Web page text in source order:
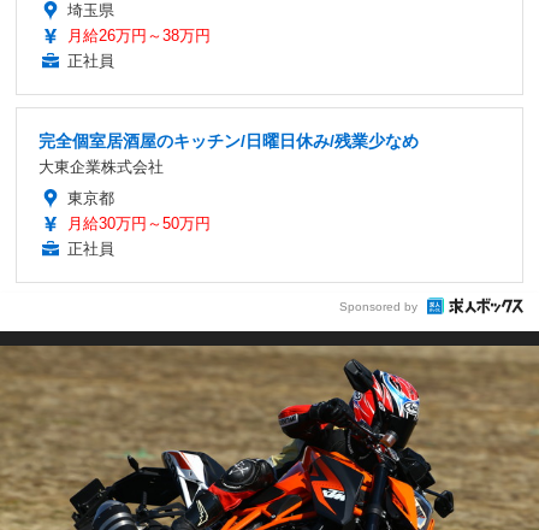
埼玉県
月給26万円～38万円
正社員
完全個室居酒屋のキッチン/日曜日休み/残業少なめ
大東企業株式会社
東京都
月給30万円～50万円
正社員
Sponsored by